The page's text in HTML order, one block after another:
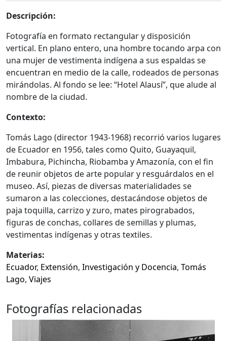
Descripción:
Fotografía en formato rectangular y disposición
vertical. En plano entero, una hombre tocando arpa con
una mujer de vestimenta indígena a sus espaldas se
encuentran en medio de la calle, rodeados de personas
mirándolas. Al fondo se lee: “Hotel Alausí”, que alude al
nombre de la ciudad.
Contexto:
Tomás Lago (director 1943-1968) recorrió varios lugares
de Ecuador en 1956, tales como Quito, Guayaquil,
Imbabura, Pichincha, Riobamba y Amazonía, con el fin
de reunir objetos de arte popular y resguárdalos en el
museo. Así, piezas de diversas materialidades se
sumaron a las colecciones, destacándose objetos de
paja toquilla, carrizo y zuro, mates pirograbados,
figuras de conchas, collares de semillas y plumas,
vestimentas indígenas y otras textiles.
Materias:
Ecuador, Extensión, Investigación y Docencia, Tomás
Lago, Viajes
Fotografías relacionadas